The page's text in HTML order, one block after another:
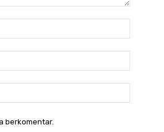
berkomentar.